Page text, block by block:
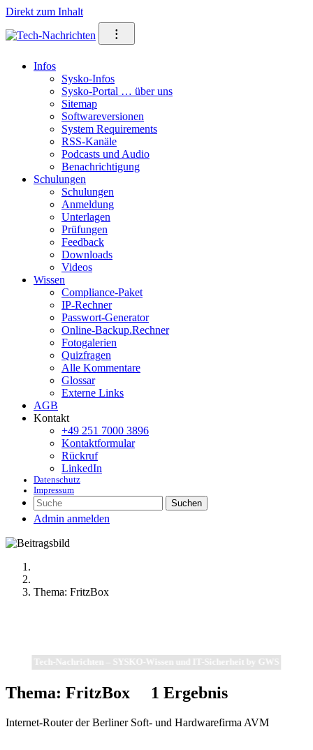
Direkt zum Inhalt
⁝
Infos
Sysko-Infos
Sysko-Portal … über uns
Sitemap
Softwareversionen
System Requirements
RSS-Kanäle
Podcasts und Audio
Benachrichtigung
Schulungen
Schulungen
Anmeldung
Unterlagen
Prüfungen
Feedback
Downloads
Videos
Wissen
Compliance-Paket
IP-Rechner
Passwort-Generator
Online-Backup.Rechner
Fotogalerien
Quizfragen
Alle Kommentare
Glossar
Externe Links
AGB
Kontakt
+49 251 7000 3896
Kontaktformular
Rückruf
LinkedIn
Datenschutz
Impressum
Suchen
Admin anmelden
Thema: FritzBox
Tech-Nachrichten – SYSKO-Wissen und IT-Sicherheit by GWS
Thema: FritzBox 1 Ergebnis
Internet-Router der Berliner Soft- und Hardwarefirma AVM